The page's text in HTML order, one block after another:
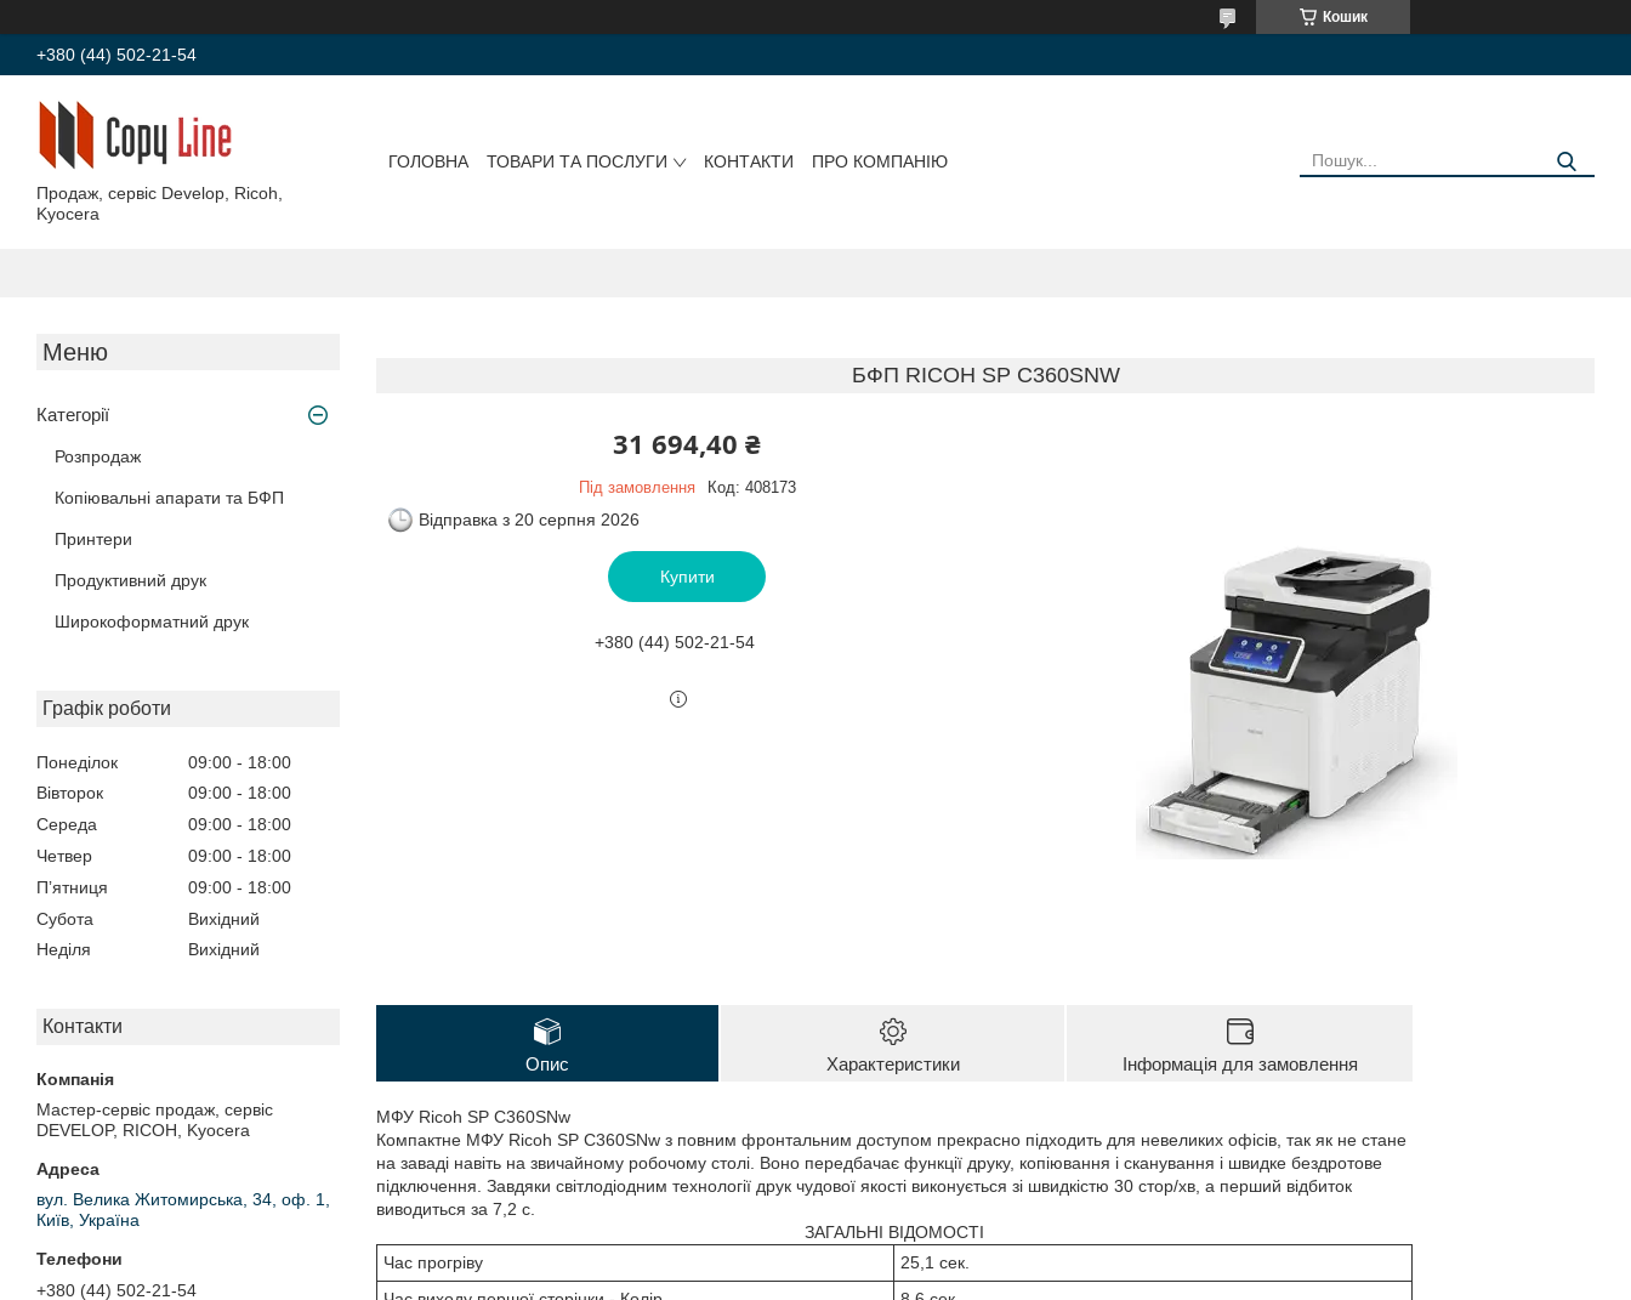
Кошик
+380 (44) 502-21-54
Продаж, сервіс Develop, Ricoh,
Kyocera
ГОЛОВНА ТОВАРИ ТА ПОСЛУГИ КОНТАКТИ ПРО КОМПАНІЮ
Категорії
Розпродаж
Копіювальні апарати та БФП
Принтери
Продуктивний друк
Широкоформатний друк
Графік роботи
Понеділок 09:00
18:00
Вівторок
09:00
18:00
Середа
09:00
18:00
Четвер
09:00
18:00
Пʼятниця
09:00
18:00
Субота
Вихідний
Неділя
Вихідний
Контакти
Мастер-сервіс продаж, сервіс
DEVELOP, RICOH, Kyocera
вул. Велика Житомирська, 34, оф. 1,
Київ, Україна
+380 (44) 502-21-54
БФП RICOH SP C360SNW
31 694,40 ₴
Під замовлення Код: 408173
Відправка з 20 серпня 2026
Купити
+380 (44) 502-21-54
Опис Характеристики Інформація для замовлення
МФУ Ricoh SP C360SNw
Компактне МФУ Ricoh SP C360SNw з повним фронтальним доступом прекрасно підходить для невеликих офісів, так як не стане
на заваді навіть на звичайному робочому столі. Воно передбачає функції друку, копіювання і сканування і швидке бездротове
підключення. Завдяки світлодіодним технології друк чудової якості виконується зі швидкістю 30 стор/хв, а перший відбиток
виводиться за 7,2 с.
ЗАГАЛЬНІ ВІДОМОСТІ
Час прогріву
25,1 сек.